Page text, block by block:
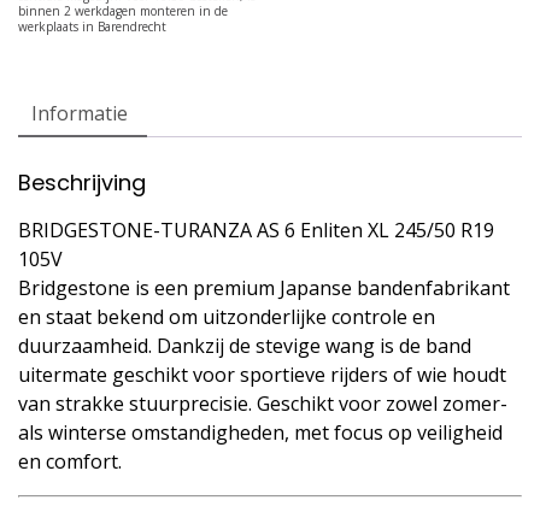
Informatie
Beschrijving
BRIDGESTONE-TURANZA AS 6 Enliten XL 245/50 R19
105V
Bridgestone is een premium Japanse bandenfabrikant
en staat bekend om uitzonderlijke controle en
duurzaamheid. Dankzij de stevige wang is de band
uitermate geschikt voor sportieve rijders of wie houdt
van strakke stuurprecisie. Geschikt voor zowel zomer-
als winterse omstandigheden, met focus op veiligheid
en comfort.